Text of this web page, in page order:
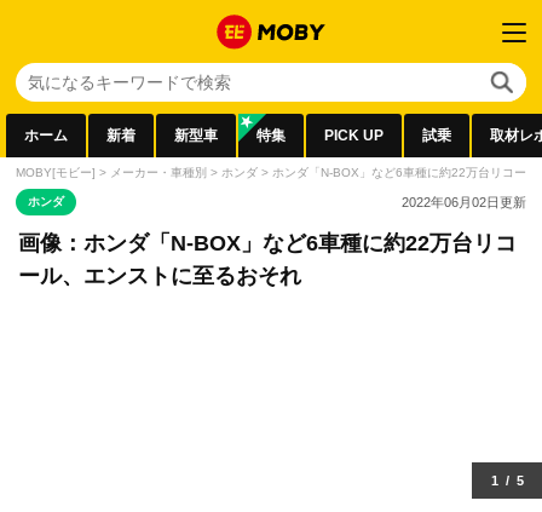
ホーム 新着 新型車 特集 PICK UP 試乗 取材レ
MOBY[モビー] > メーカー・車種別 > ホンダ > ホンダ「N-BOX」など6車種に約22万台リコー
ホンダ 2022年06月02日更新
画像：ホンダ「N-BOX」など6車種に約22万台リコ
ール、エンストに至るおそれ
1 / 5